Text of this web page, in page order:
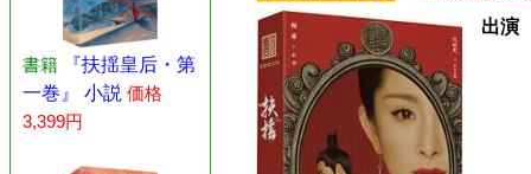
書籍
『扶揺皇后・第
一巻』 小説 価格
3,399円
出演